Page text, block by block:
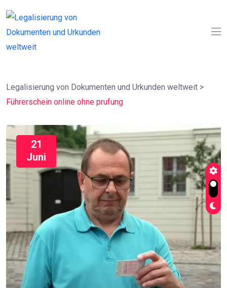
Legalisierung von Dokumenten und Urkunden weltweit >
Führerschein online ohne prufung
21
Juni